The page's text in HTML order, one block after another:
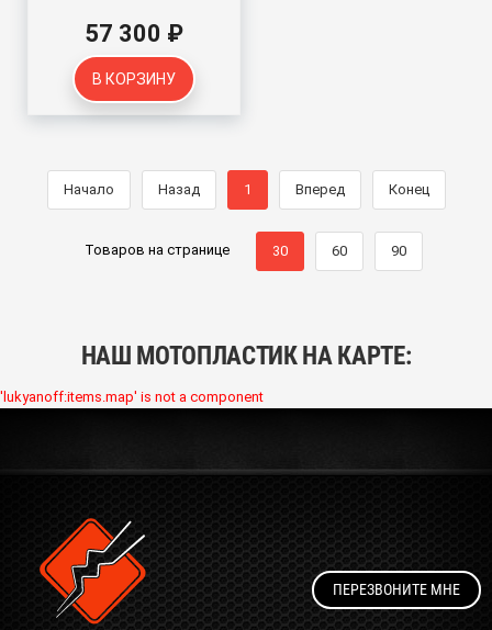
57 300 ₽
В КОРЗИНУ
Начало Назад 1 Вперед Конец
Товаров на странице 30 60 90
НАШ МОТОПЛАСТИК НА КАРТЕ:
'lukyanoff:items.map' is not a component
ПЕРЕЗВОНИТЕ МНЕ